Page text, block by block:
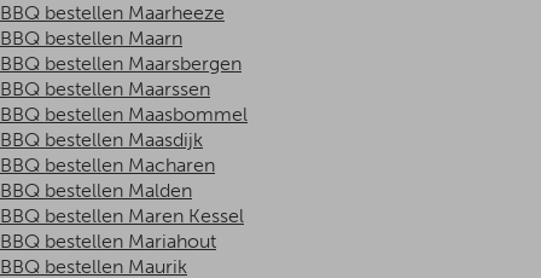
BBQ bestellen Maarheeze
BBQ bestellen Maarn
BBQ bestellen Maarsbergen
BBQ bestellen Maarssen
BBQ bestellen Maasbommel
BBQ bestellen Maasdijk
BBQ bestellen Macharen
BBQ bestellen Malden
BBQ bestellen Maren Kessel
BBQ bestellen Mariahout
BBQ bestellen Maurik